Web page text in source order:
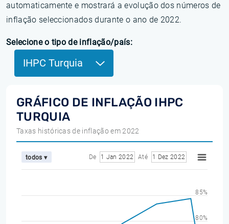
automaticamente e mostrará a evolução dos números de
inflação seleccionados durante o ano de 2022.
Selecione o tipo de inflação/país:
IHPC Turquia
GRÁFICO DE INFLAÇÃO IHPC
TURQUIA
Taxas históricas de inflação em 2022
todos ▾ De 1 Jan 2022 Até 1 Dez 2022
80%
85%